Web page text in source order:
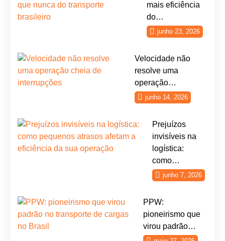
mais eficiência
do…
junho 23, 2026
Velocidade não
resolve uma
operação…
junho 14, 2026
Prejuízos
invisíveis na
logística:
como…
junho 7, 2026
PPW:
pioneirismo que
virou padrão…